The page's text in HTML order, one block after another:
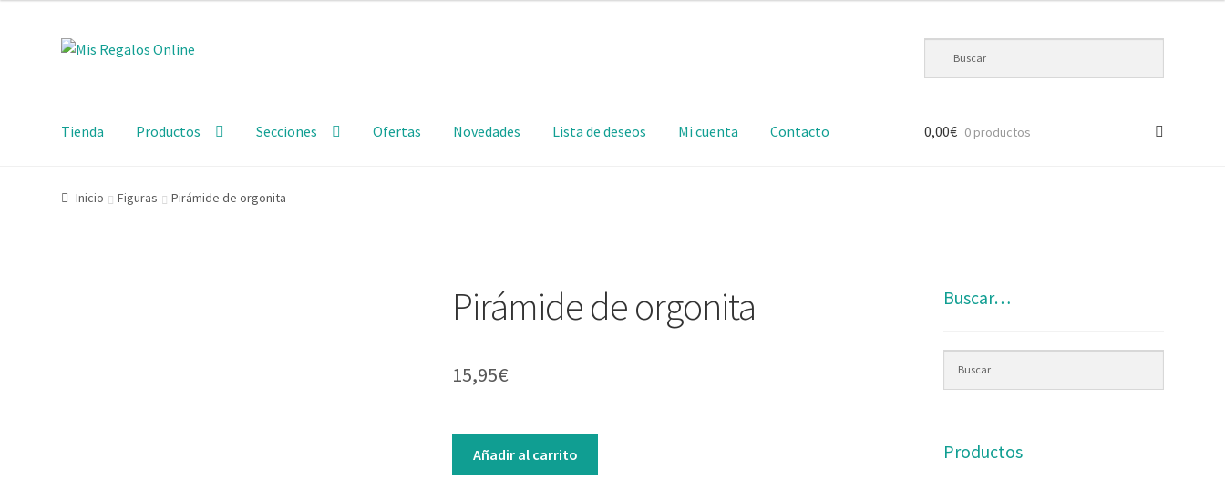
Tienda Productos Secciones Ofertas Novedades Lista de deseos Mi cuenta Contacto 0,00€ 0 productos
Inicio Figuras Pirámide de orgonita
Pirámide de orgonita
15,95€
Añadir al carrito
Buscar…
Productos